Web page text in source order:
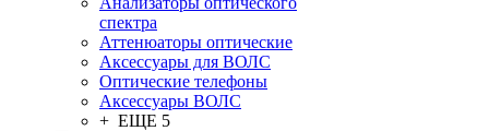
спектра
Аттенюаторы оптические
Аксессуары для ВОЛС
Оптические телефоны
Аксессуары ВОЛС
+ ЕЩЕ 5